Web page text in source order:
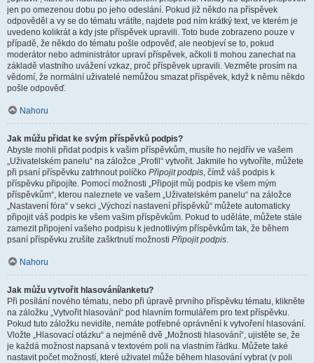
jen po omezenou dobu po jeho odeslání. Pokud již někdo na příspěvek
odpověděl a vy se do tématu vrátíte, najdete pod ním krátký text, ve kterém je
uvedeno kolikrát a kdy jste příspěvek upravili. Toto bude zobrazeno pouze v
případě, že někdo do tématu pošle odpověď, ale neobjeví se to, pokud
moderátor nebo administrátor upraví příspěvek, ačkoli ti mohou zanechat na
základě vlastního uvážení vzkaz, proč příspěvek upravili. Vezměte prosím na
vědomí, že normální uživatelé nemůžou smazat příspěvek, když k němu někdo
pošle odpověď.
Nahoru
Jak můžu přidat ke svým příspěvků podpis?
Abyste mohli přidat podpis k vašim příspěvkům, musíte ho nejdřív ve vašem
„Uživatelském panelu“ na záložce „Profil“ vytvořit. Jakmile ho vytvoříte, můžete
při psaní příspěvku zatrhnout políčko Připojit podpis, čímž váš podpis k
příspěvku připojíte. Pomocí možnosti „Připojit můj podpis ke všem mým
příspěvkům“, kterou naleznete ve vašem „Uživatelském panelu“ na záložce
„Nastavení fóra“ v sekci „Výchozí nastavení příspěvků“ můžete automaticky
připojit váš podpis ke všem vašim příspěvkům. Pokud to uděláte, můžete stále
zamezit připojení vašeho podpisu k jednotlivým příspěvkům tak, že během
psaní příspěvku zrušíte zaškrtnutí možnosti Připojit podpis.
Nahoru
Jak můžu vytvořit hlasování/anketu?
Při posílání nového tématu, nebo při úpravě prvního příspěvku tématu, klikněte
na záložku „Vytvořit hlasování“ pod hlavním formulářem pro text příspěvku.
Pokud tuto záložku nevidíte, nemáte potřebné oprávnění k vytvoření hlasování.
Vložte „Hlasovací otázku“ a nejméně dvě „Možnosti hlasování“, ujistěte se, že
je každá možnost napsaná v textovém poli na vlastním řádku. Můžete také
nastavit počet možností, které uživatel může během hlasování vybrat (v poli